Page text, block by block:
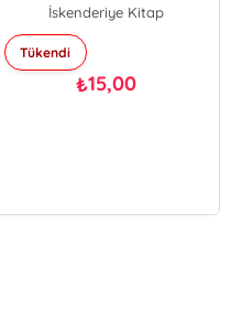
İskenderiye Kitap
Tükendi
₺15,00